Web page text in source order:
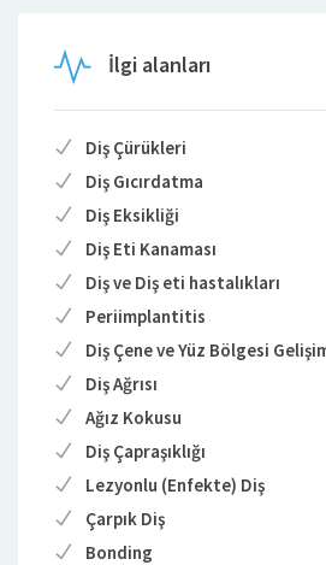
İlgi alanları
Diş Çürükleri
Diş Gıcırdatma
Diş Eksikliği
Diş Eti Kanaması
Diş ve Diş eti hastalıkları
Periimplantitis
Diş Çene ve Yüz Bölgesi
Diş Ağrısı
Ağız Kokusu
Diş Çapraşıklığı
Lezyonlu (Enfekte) Diş
Çarpık Diş
Bonding